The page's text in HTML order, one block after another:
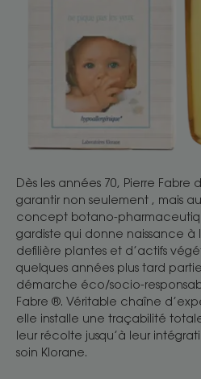
Dès les années 70, Pierre
garantir non seulement , mais
concept botano-
gardiste qui donne naissance à
defilière plantes et d’actifs
quelques années plus tard
démarche éco/socio-
Fabre ®. Véritable chaîne
elle installe une traçabilité
leur récolte jusqu’à leur
soin Klorane.